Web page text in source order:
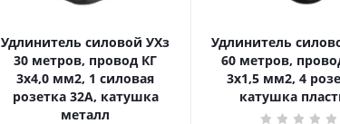
Удлинитель силовой УХз
30 метров, провод КГ
3х4,0 мм2, 1 силовая
розетка 32А, катушка
металл
Удлинитель
60 метров,
3х1,5 мм2, 4
катушка